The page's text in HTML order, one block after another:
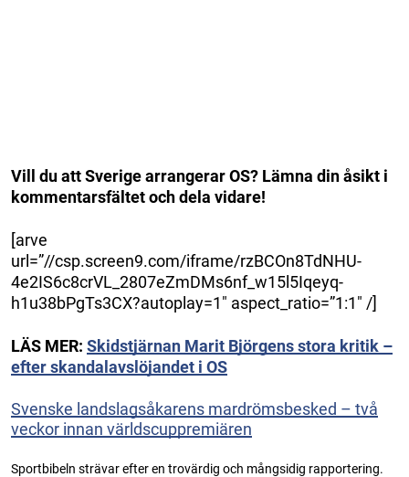
Vill du att Sverige arrangerar OS? Lämna din åsikt i
kommentarsfältet och dela vidare!
[arve
url=”//csp.screen9.com/iframe/rzBCOn8TdNHU-
4e2IS6c8crVL_2807eZmDMs6nf_w15l5Iqeyq-
h1u38bPgTs3CX?autoplay=1″ aspect_ratio=”1:1″ /]
LÄS MER: Skidstjärnan Marit Björgens stora kritik –
efter skandalavslöjandet i OS
Svenske landslagsåkarens mardrömsbesked – två
veckor innan världscuppremiären
Sportbibeln strävar efter en trovärdig och mångsidig rapportering.